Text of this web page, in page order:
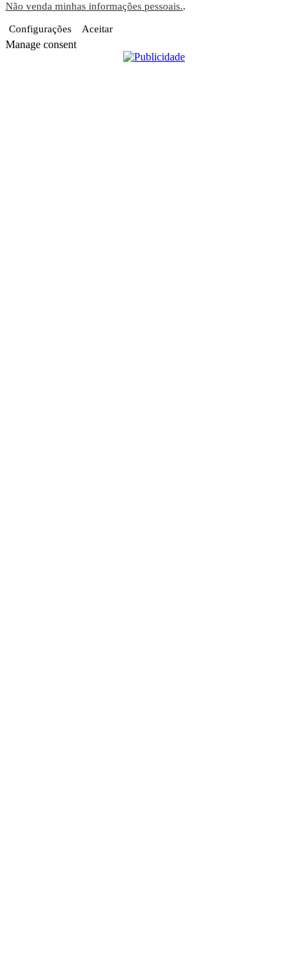
Não venda minhas informações pessoais..
Configurações Aceitar
Manage consent